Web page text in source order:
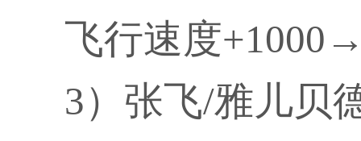
飞行速度
3）张飞/雅儿贝